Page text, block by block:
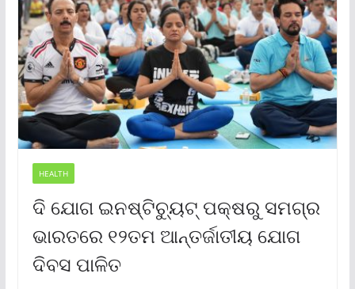
HEALTH
ଦି ଯୋଗ ଇନଷ୍ଟିଚ୍ୟୁଟ୍ ପକ୍ଷରୁ ସମଗ୍ର
ଭାରତରେ ୧୨ତମ ଆନ୍ତର୍ଜାତୀୟ ଯୋଗ
ଦିବସ ପାଳିତ